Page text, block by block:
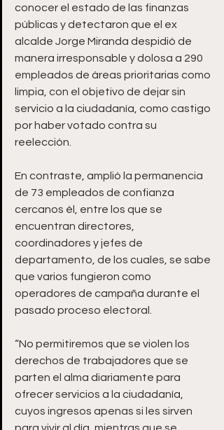
conocer el estado de las finanzas
públicas y detectaron que el ex
alcalde Jorge Miranda despidió de
manera irresponsable y dolosa a 290
empleados de áreas prioritarias como
limpia, con el objetivo de dejar sin
servicio a la ciudadanía, como castigo
por haber votado contra su
reelección.
En contraste, amplió la permanencia
de 73 empleados de confianza
cercanos él, entre los que se
encuentran directores,
coordinadores y jefes de
departamento, de los cuales, se sabe
que varios fungieron como
operadores de campaña durante el
pasado proceso electoral.
“No permitiremos que se violen los
derechos de trabajadores que se
parten el alma diariamente para
ofrecer servicios a la ciudadanía,
cuyos ingresos apenas si les sirven